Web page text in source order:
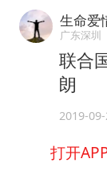
生命爱
广东深圳
联合
朗
2019-
打开